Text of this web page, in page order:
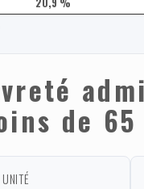
20,9 %
de
UNITÉ